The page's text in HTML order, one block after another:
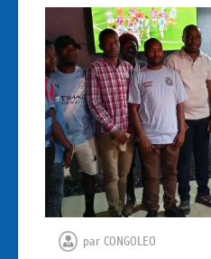
par CONGOLEO